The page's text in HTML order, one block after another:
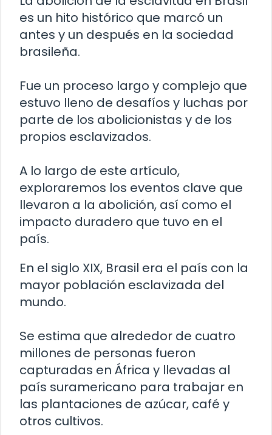
es un hito histórico que marcó un
antes y un después en la sociedad
brasileña.
Fue un proceso largo y complejo que
estuvo lleno de desafíos y luchas por
parte de los abolicionistas y de los
propios esclavizados.
A lo largo de este artículo,
exploraremos los eventos clave que
llevaron a la abolición, así como el
impacto duradero que tuvo en el
país.
En el siglo XIX, Brasil era el país con la
mayor población esclavizada del
mundo.
Se estima que alrededor de cuatro
millones de personas fueron
capturadas en África y llevadas al
país suramericano para trabajar en
las plantaciones de azúcar, café y
otros cultivos.